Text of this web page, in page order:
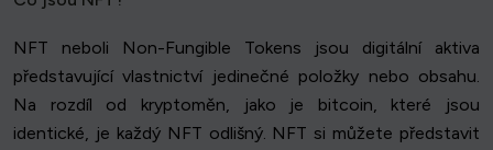
NFT neboli Non-Fungible Tokens jsou digitální aktiva
představující vlastnictví jedinečné položky nebo obsahu.
Na rozdíl od kryptoměn, jako je bitcoin, které jsou
identické, je každý NFT odlišný. NFT si můžete představit